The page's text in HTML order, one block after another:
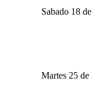
Sabado 18
Martes 25